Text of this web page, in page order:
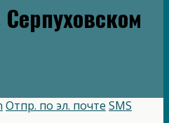
Отпр. по эл. почте SMS